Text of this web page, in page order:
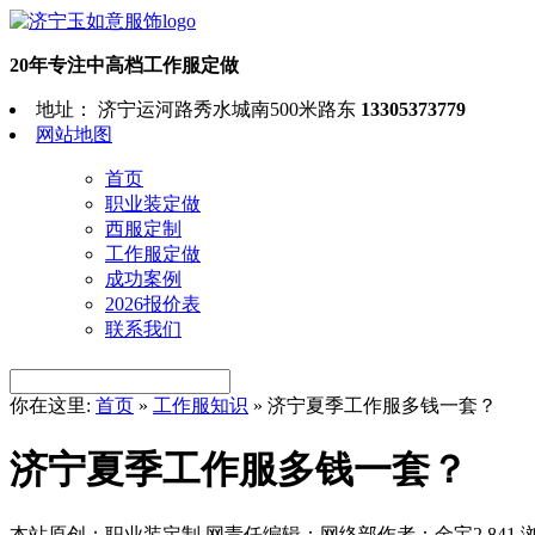
20年专注中高档工作服定做
地址： 济宁运河路秀水城南500米路东 13305373779
网站地图
首页
职业装定做
西服定制
工作服定做
成功案例
2026报价表
联系我们
你在这里: 首页 » 工作服知识 » 济宁夏季工作服多钱一套？
济宁夏季工作服多钱一套？